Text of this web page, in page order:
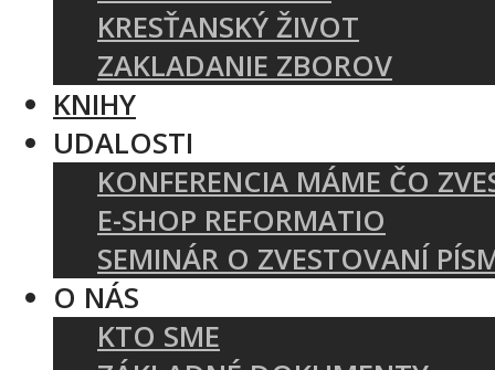
KRESŤANSKÝ ŽIVOT
ZAKLADANIE ZBOROV
KNIHY
UDALOSTI
KONFERENCIA MÁME ČO
E-SHOP REFORMATIO
SEMINÁR O ZVESTOVANÍ
O NÁS
KTO SME